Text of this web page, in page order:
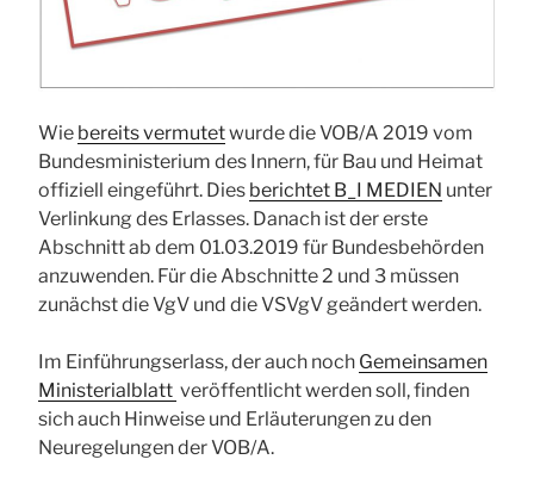
Wie bereits vermutetwurde die VOB/A 2019 vom
Bundesministerium des Innern, für Bau und Heimat
offiziell eingeführt. Dies berichtet B_I MEDIEN unter
Verlinkung des Erlasses. Danach ist der erste
Abschnitt ab dem 01.03.2019 für Bundesbehörden
anzuwenden. Für die Abschnitte 2 und 3 müssen
zunächst die VgV und die VSVgV geändert werden.
Im Einführungserlass, der auch noch Gemeinsamen
Ministerialblatt veröffentlicht werden soll, finden
sich auch Hinweise und Erläuterungen zu den
Neuregelungen der VOB/A.